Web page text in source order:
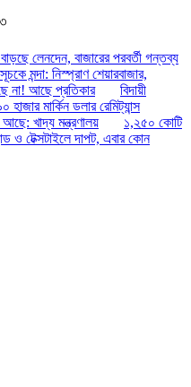
লেনদেন, বাজারের পরবর্তী গন্তব্য
মন্দা: নিস্প্রাণ শেয়ারবাজার,
না! আছে প্রতিকার
বিদায়ী
মার্কিন ডলার রেমিট্যান্স
খাদ্য মন্ত্রণালয়
১,২৫০ কোটি
ও টেক্সটাইলে দাপট, এবার কোন